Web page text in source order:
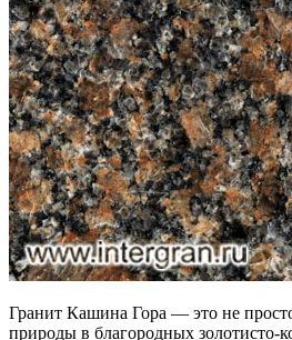
Гранит Кашина Гора — это не
природы в благородных золотисто-